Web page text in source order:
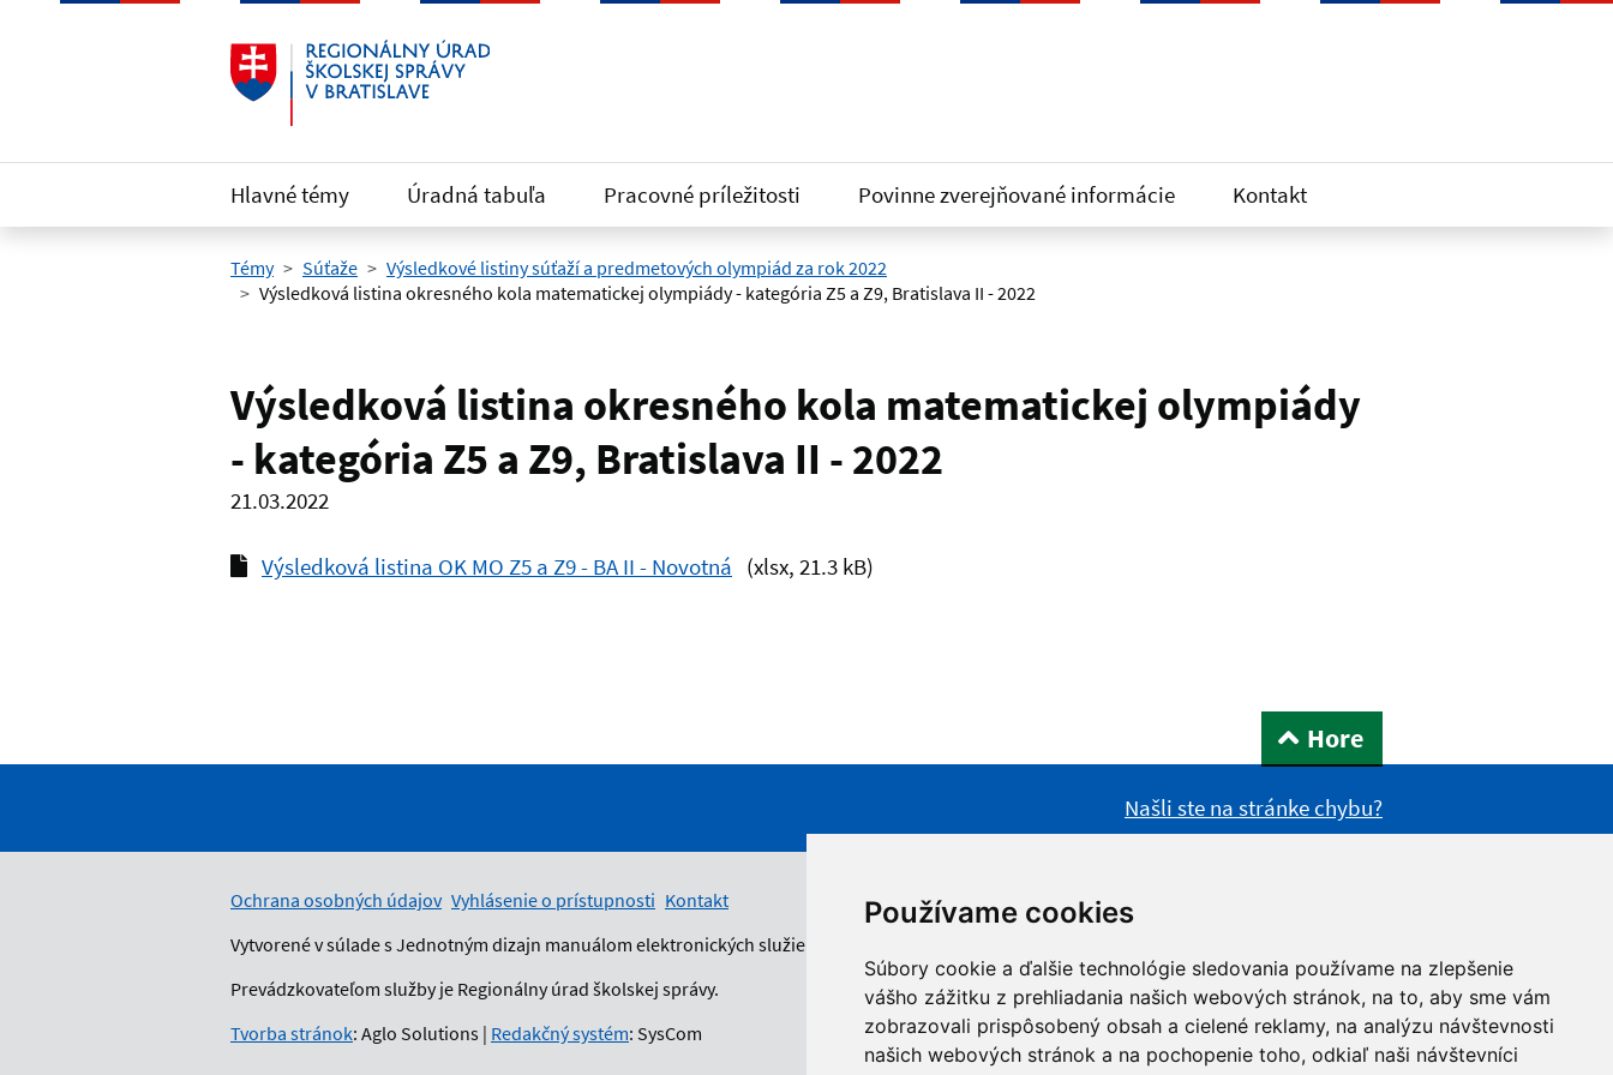
Používame cookies
Súbory cookie a ďalšie technológie sledovania používame na zlepšenie
vášho zážitku z prehliadania našich webových stránok, na to, aby sme vám
zobrazovali prispôsobený obsah a cielené reklamy, na analýzu návštevnosti
našich webových stránok a na pochopenie toho, odkiaľ naši návštevníci
Preskočiť na hlavný obsah
Hlavné témy Úradná tabuľa Pracovné príležitosti Povinne zverejňované informácie Kontakt
Témy Súťaže
Výsledkové listiny súťaží a predmetových olympiád za rok 2022
Výsledková listina okresného kola matematickej olympiády - kategória Z5 a Z9, Bratislava II - 2022
Výsledková listina okresného kola matematickej olympiády
- kategória Z5 a Z9, Bratislava II - 2022
21.03.2022
Výsledková listina OK MO Z5 a Z9 - BA II - Novotná (xlsx, 21.3 kB)
Hore
Našli ste na stránke chybu?
Ochrana osobných údajov Vyhlásenie o prístupnosti Kontakt
Vytvorené v súlade s Jednotným dizajn manuálom elektronických služieb.
Prevádzkovateľom služby je Regionálny úrad školskej správy.
Tvorba stránok: Aglo Solutions | Redakčný systém: SysCom